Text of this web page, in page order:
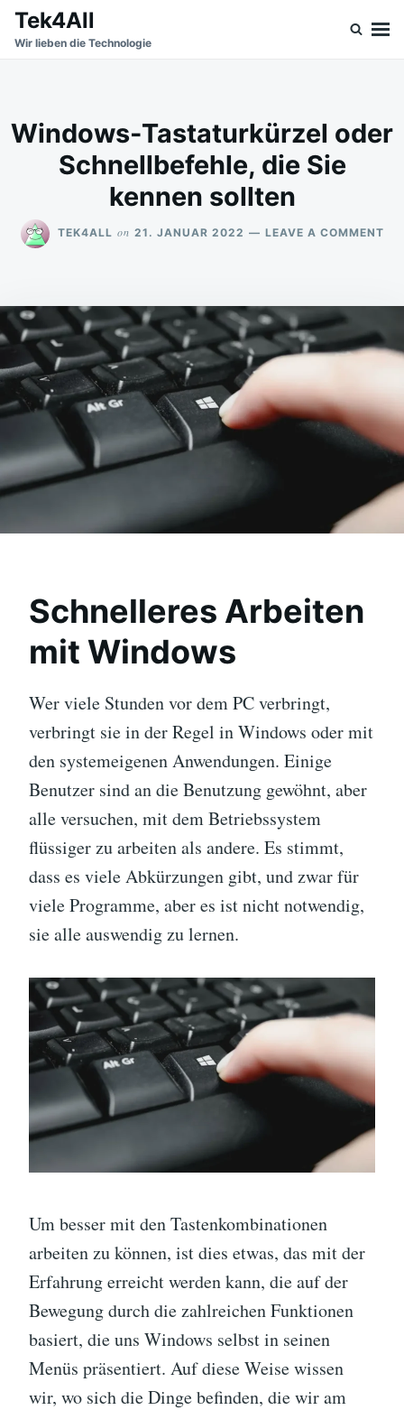
SkipSearch
for:
Tek4All
Wir lieben die Technologie
Windows-Tastaturkürzel oder
Schnellbefehle, die Sie
kennen sollten
TEK4ALL on 21. JANUAR 2022 LEAVE A COMMENTON
Schnelleres Arbeiten
mit Windows
Wer viele Stunden vor dem PC verbringt,
verbringt sie in der Regel in Windows oder mit
den systemeigenen Anwendungen. Einige
Benutzer sind an die Benutzung gewöhnt, aber
alle versuchen, mit dem Betriebssystem
flüssiger zu arbeiten als andere. Es stimmt,
dass es viele Abkürzungen gibt, und zwar für
viele Programme, aber es ist nicht notwendig,
sie alle auswendig zu lernen.
Um besser mit den Tastenkombinationen
arbeiten zu können, ist dies etwas, das mit der
Erfahrung erreicht werden kann, die auf der
Bewegung durch die zahlreichen Funktionen
basiert, die uns Windows selbst in seinen
Menüs präsentiert. Auf diese Weise wissen
wir, wo sich die Dinge befinden, die wir am